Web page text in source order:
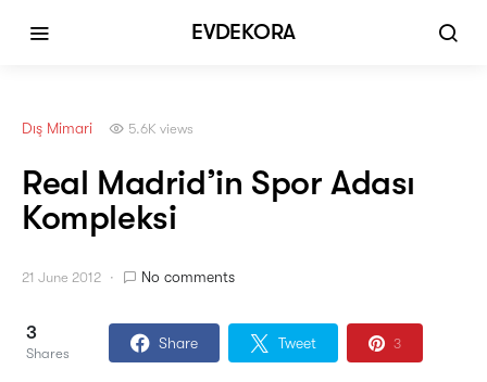
EVDEKORA
Dış Mimari 5.6K views
Real Madrid’in Spor Adası
Kompleksi
21 June 2012 No comments
3
Shares
Share Tweet 3